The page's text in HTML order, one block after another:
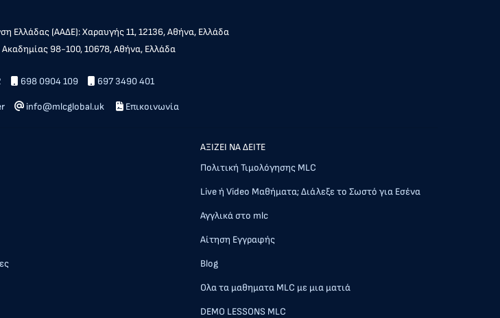
Ελλάδας (ΑΑΔΕ): Χαραυγής 11, 12136, Αθήνα, Ελλάδα
Ακαδημίας 98-100, 10678, Αθήνα, Ελλάδα
698 0904 109 697 3490 401
info@mlcglobal.uk Επικοινωνία
AΞΙΖΕΙ ΝΑ ΔΕΙΤΕ
Πολιτική Τιμολόγησης MLC
Live ή Video Μαθήματα; Διάλεξε το Σωστό για Εσένα
Αγγλικά στο mlc
Αίτηση Εγγραφής
Blog
Ολα τα μαθηματα MLC με μια ματιά
DEMO LESSONS MLC